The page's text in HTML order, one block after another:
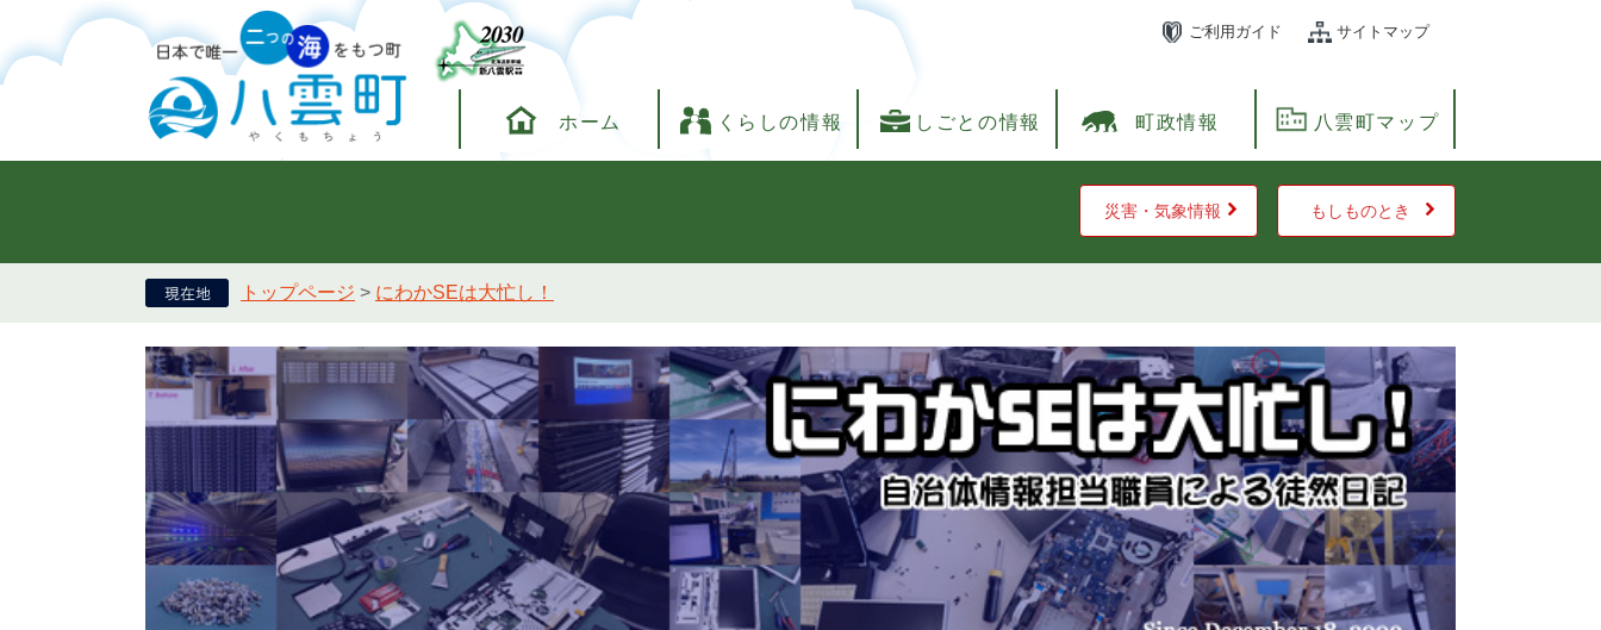
ご利用ガイド サイトマップ
ホーム くらしの情報 しごとの情報 町政情報 八雲町マップ
災害・気象情報 もしものとき
トップページ > にわかSEは大忙し！